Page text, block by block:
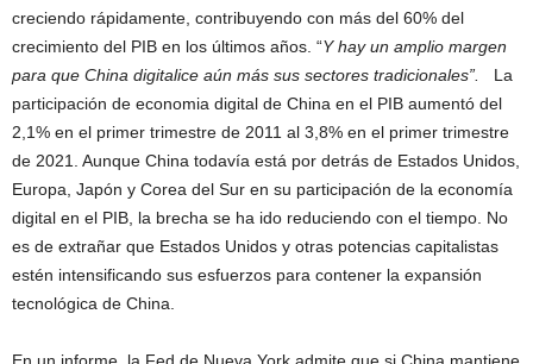
creciendo rápidamente, contribuyendo con más del 60% del
crecimiento del PIB en los últimos años. “Y hay un amplio margen
para que China digitalice aún más sus sectores tradicionales”.
La
participación de economia digital de China en el PIB aumentó del
2,1% en el primer trimestre de 2011 al 3,8% en el primer trimestre
de 2021. Aunque China todavía está por detrás de Estados Unidos,
Europa, Japón y Corea del Sur en su participación de la economía
digital en el PIB, la brecha se ha ido reduciendo con el tiempo. No
es de extrañar que Estados Unidos y otras potencias capitalistas
estén intensificando sus esfuerzos para contener la expansión
tecnológica de China.